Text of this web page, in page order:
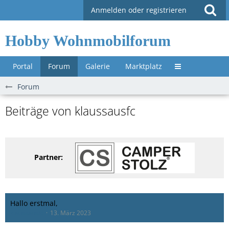
Anmelden oder registrieren
Hobby Wohnmobilforum
Portal Forum Galerie Marktplatz Untermenü »
Forum
Beiträge von klaussausfc
Partner:
Hallo erstmal,
13. März 2023